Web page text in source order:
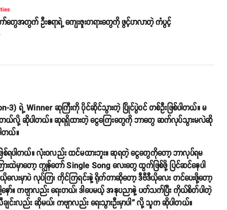
တွေအတွက် ဦးဧရာရဲ့ ကျေးဇူးတရားတွေကို ဖွင့်ဟလာတဲ့ ကံပွင့်
3) ရဲ့ Winner ဆုကြီးကို ပိုင်ဆိုင်သွားတဲ့ ပြိုင်ပွဲဝင် တစ်ဦးဖြစ်ပါတယ်။ မ
မိတယ်လို့ ဆိုပါတယ်။ ဆုရရှိထားတဲ့ ငွေကြေးတွေကို ဘာတွေ ဆက်လုပ်သွားမလဲဆို
တယ်။
ရပါတယ်။ လုံးဝလည်း ထင်မထားဘူး။ ဆုရတဲ့ ငွေတွေကိုတော့ ဘာလုပ်ရမ
းထဲမှာတော့ ကျွန်တော် Single Song လေးတွေ ထွက်ဖြစ်ဖို့ ပြင်ဆင်နေပါ
းမှာပဲ လုပ်ကြ၊ ကိုင်ကြရင်းနဲ့ ရိုက်တာဆိုတော့ ဒီဗီဒီယိုလေး တင်ပေးဖို့တော့
နော်။ ကဗျာလည်း ရေးတယ်၊ ဒါပေမယ့် အနုပညာနဲ့ ပတ်သက်ပြီး ကိုယ်စိတ်ပါတဲ့
းလည်း ဆိုမယ်၊ ကဗျာလည်း ရေးသွားဦးမှာပါ” လို့ သူက ဆိုပါတယ်။